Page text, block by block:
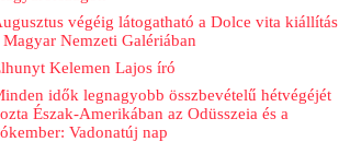
végéig látogatható a Dolce vita kiállítás
Magyar Nemzeti Galériában
Kelemen Lajos író
idők legnagyobb összbevételű hétvégéjét
Észak-Amerikában az Odüsszeia és a
Vadonatúj nap